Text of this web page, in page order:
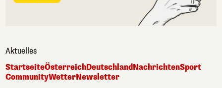
Aktuelles
StartseiteÖsterreichDeutschlandNachrichtenSport
CommunityWetterNewsletter